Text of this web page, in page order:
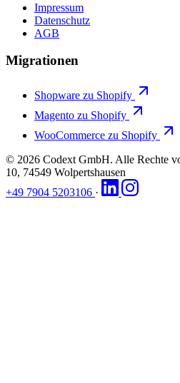
Impressum
Datenschutz
AGB
Migrationen
Shopware zu Shopify
Magento zu Shopify
WooCommerce zu Shopify
© 2026 Codext GmbH. Alle Rechte
10, 74549 Wolpertshausen
+49 7904 5203106 ·